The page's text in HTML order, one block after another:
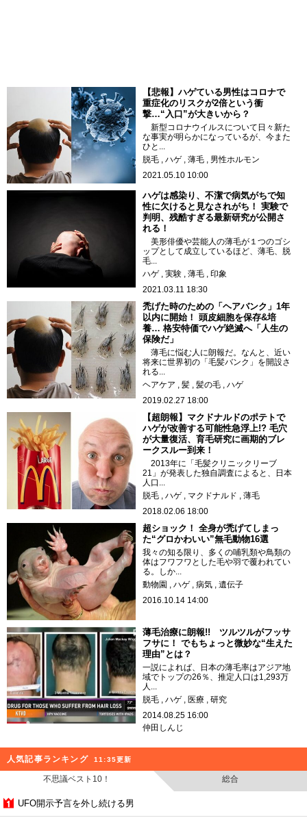
【悲報】ハゲている男性はコロナで
重症化のリスクが2倍という衝
撃…“入口”が大きいから？
新型コロナウイルスについて日々新た
な事実が明らかになっているが、今また
ひと...
脱毛
ハゲ 薄毛
男性ホルモン
2021.05.10 10:00
ハゲは感染り、不潔で病気がちで知
性に欠けると見なされがち！ 実験で
判明、残酷すぎる最新研究が公開さ
れる！
美形俳優や芸能人の薄毛が１つのゴシ
ップとして成立しているほど、薄毛、脱
毛...
ハゲ
実験 薄毛
印象
2021.03.11 18:30
禿げた時のための「ヘアバンク」1年
以内に開始！ 頭皮細胞を保存&培
養… 格安特価でハゲ絶滅へ「人生の
保険だ」
薄毛に悩む人に朗報だ。なんと、近い
将来に世界初の「毛髪バンク」を開設さ
れる...
ヘアケア
髪 髪の毛
ハゲ
2019.02.27 18:00
【超朗報】マクドナルドのポテトで
ハゲが改善する可能性急浮上!? 毛穴
が大量復活、育毛研究に画期的ブレ
ークスルー到来！
2013年に「毛髪クリニックリーブ
21」が発表した独自調査によると、日本
人口...
脱毛
ハゲ マクドナルド
薄毛
2018.02.06 18:00
超ショック！ 全身が禿げてしまっ
た“グロかわいい”無毛動物16選
我々の知る限り、多くの哺乳類や鳥類の
体はフワフワとした毛や羽で覆われてい
る。しか...
動物園
ハゲ 病気
遺伝子
2016.10.14 14:00
薄毛治療に朗報!! ツルツルがフッサ
フサに！ でもちょっと微妙な“生えた
理由”とは？
一説によれば、日本の薄毛率はアジア地
域でトップの26％、推定人口は1,293万
人...
脱毛
ハゲ 医療
研究
2014.08.25 16:00
仲田しんじ
人気記事ランキング 11:35更新
不思議ベスト10！ 総合
UFO開示予言を外し続ける男